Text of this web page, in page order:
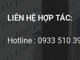
LIÊN HỆ HỢP TÁC:
Hotline : 0933 510